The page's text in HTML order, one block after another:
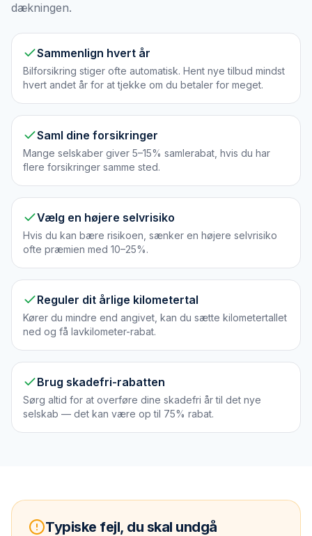
dækningen.
Sammenlign hvert år
Bilforsikring stiger ofte automatisk. Hent nye tilbud mindst
hvert andet år for at tjekke om du betaler for meget.
Saml dine forsikringer
Mange selskaber giver 5–15% samlerabat, hvis du har
flere forsikringer samme sted.
Vælg en højere selvrisiko
Hvis du kan bære risikoen, sænker en højere selvrisiko
ofte præmien med 10–25%.
Reguler dit årlige kilometertal
Kører du mindre end angivet, kan du sætte kilometertallet
ned og få lavkilometer-rabat.
Brug skadefri-rabatten
Sørg altid for at overføre dine skadefri år til det nye
selskab — det kan være op til 75% rabat.
Typiske fejl, du skal undgå